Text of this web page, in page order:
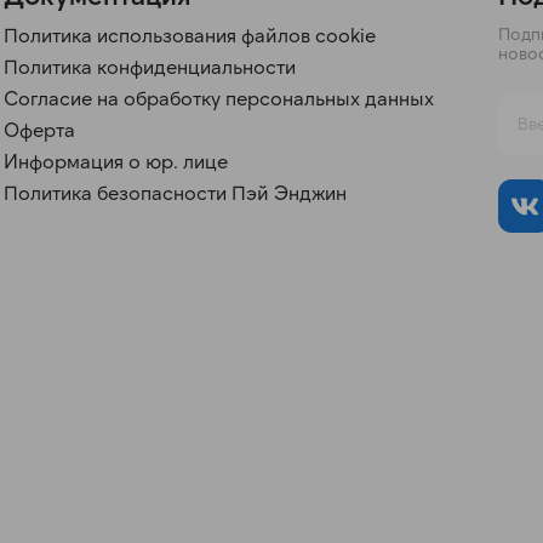
Политика использования файлов cookie
Политика конфиденциальности
Согласие на обработку персональных данных
Оферта
Информация о юр. лице
Политика безопасности Пэй Энджин